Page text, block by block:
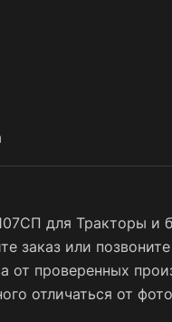
для Тракторы и
заказ или
от проверенных
отличаться от